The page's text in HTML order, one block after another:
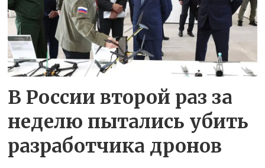
В России второй раз за
неделю пытались убить
разработчика дронов